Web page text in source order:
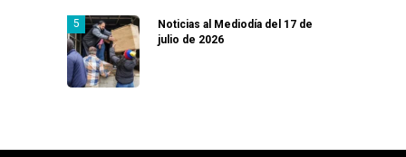
Noticias al Mediodía del 17 de
julio de 2026